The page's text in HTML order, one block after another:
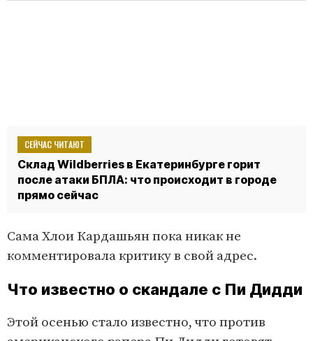
СЕЙЧАС ЧИТАЮТ
Склад Wildberries в Екатеринбурге горит
после атаки БПЛА: что происходит в городе
прямо сейчас
Сама Хлои Кардашьян пока никак не
комментировала критику в свой адрес.
Что известно о скандале с Пи Дидди
Этой осенью стало известно, что против